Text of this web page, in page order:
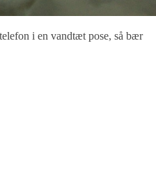
i en vandtæt pose, så bær